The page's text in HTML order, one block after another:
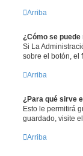
Arriba
¿Cómo se
Si La
sobre el botón, el
Arriba
¿Para qué sirve
Esto le permitirá
guardado, visite
Arriba